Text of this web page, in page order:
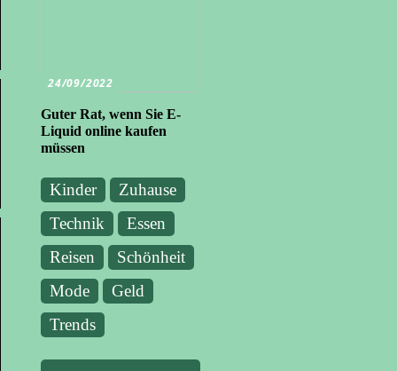
24/09/2022
Guter Rat, wenn Sie E-
Liquid online kaufen
müssen
Kinder
Zuhause
Technik
Essen
Reisen
Schönheit
Mode
Geld
Trends